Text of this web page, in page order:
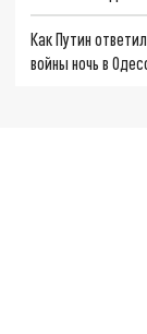
Как Путин
войны ночь в